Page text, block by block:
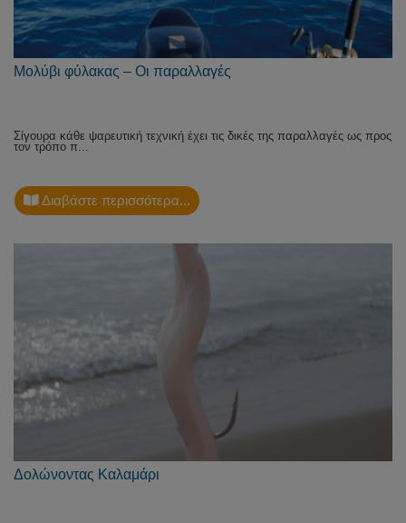
Μολύβι φύλακας – Οι παραλλαγές
Σίγουρα κάθε ψαρευτική τεχνική έχει τις δικές της παραλλαγές ως προς
τον τρόπο π...
Διαβάστε περισσότερα...
Δολώνοντας Καλαμάρι